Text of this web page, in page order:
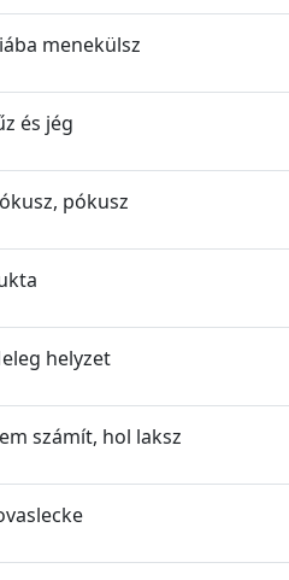
menekülsz
és jég
pókusz
helyzet
számít, hol laksz